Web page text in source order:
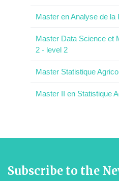
Master en Analyse de la
Master Data Science et
2 - level 2
Master Statistique
Master II en Statistique
Subscribe to the